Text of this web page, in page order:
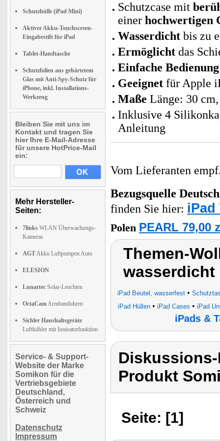
Schutzhülle (iPad Mini)
Aktiver Akku-Touchscreen-
Eingabestift für iPad
Tablet-Handtasche
Schutzfolien aus gehärtetem
Glas mit Anti-Spy-Schutz für
iPhone, inkl. Installations-
Werkzeug
Bleiben Sie mit uns im
Kontakt und tragen Sie
hier Ihre E-Mail-Adresse
für unsere HotPrice-Mail
ein:
Mehr Hersteller-
Seiten:
7links WLAN Überwachungs-
Kameras
AGTAkku Luftpumpen Auto
ELESION
Lunartec Solar-Leuchten
OctaCamArmbanduhren
Sichler Haushaltsgeräte
Luftkühler mit Ionisatorfunktion
Service- & Support-
Website der Marke
Somikon für die
Vertriebsgebiete
Deutschland,
Österreich und
Schweiz
Datenschutz
Impressum
Schutzcase mit
einer hochwertigen
Wasserdicht bis zu
Ermöglicht das
Einfache Bedienung
Geeignet für Apple
Maße Länge: 30
Inklusive 4
Anleitung
Vom Lieferanten
Bezugsquelle
finden Sie hier: iPad
Polen PEARL 79,00
Themen-
wasserdicht
iPad Beutel, wasserfest •
iPad Hüllen • iPad Cases • iPad
iPads &
Produkt
Seite: [1]